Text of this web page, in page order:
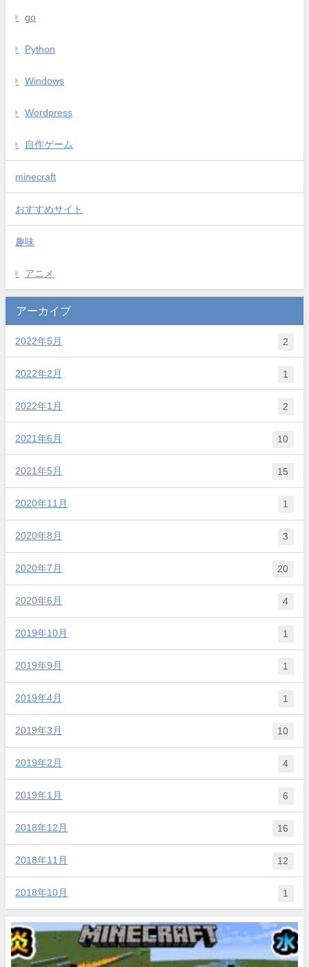
go
Python
Windows
Wordpress
自作ゲーム
minecraft
おすすめサイト
趣味
アニメ
アーカイブ
2022年5月 2
2022年2月 1
2022年1月 2
2021年6月 10
2021年5月 15
2020年11月 1
2020年8月 3
2020年7月 20
2020年6月 4
2019年10月 1
2019年9月 1
2019年4月 1
2019年3月 10
2019年2月 4
2019年1月 6
2018年12月 16
2018年11月 12
2018年10月 1